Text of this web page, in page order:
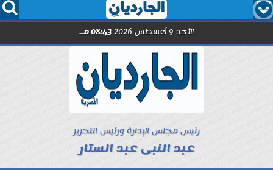
  
الأحد 9 أغسطس 2026 08:43 مـ
رئيس مجلس الإدارة ورئيس التحرير
عبد النبى عبد الستار